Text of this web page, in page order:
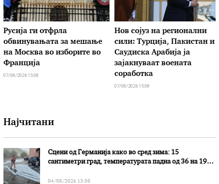
Русија ги отфрла
обвинувањата за мешање
на Москва во изборите во
Франција
07/08/2026 15:08
Нов сојуз на регионални
сили: Турција, Пакистан и
Саудиска Арабија ја
зајакнуваат воената
соработка
07/08/2026 15:08
Најчитани
Сцени од Германија како во сред зима: 15
сантиметри град, температурата падна од 36 на 19
04/08/2026 13:08